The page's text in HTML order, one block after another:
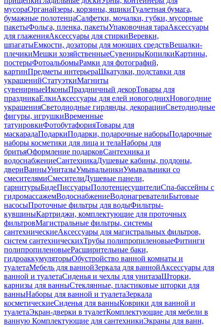
мусораОрганайзеры, корзины, ящикиТуалетная бумага,
бумажные полотенцаСалфетки, мочалки, губки, мусорные
пакетыФольга, пленка, пакетыУпаковочная тараАксессуары
для глаженияАксессуары для стиркиВеревки,
шпагатыЕмкости, дозаторы для моющих средствВешалки-
плечикиМешки хозяйственныеСувенирыКопилкиКартины,
постерыФотоальбомыРамки для фотографий,
картинПредметы интерьераШкатулки, подставки для
украшенийСтатуэткиМагниты
сувенирныеИконыПраздничный декорТовары для
праздникаЕлкиАксессуары для елей новогоднихНовогодние
украшенияСветодиодные гирлянды, декорацииСветодиодные
фигуры, игрушкиВременные
татуировкиФотобутафорияТовары для
маскарадаПодаркиПодарки, подарочные наборыПодарочные
наборы косметики для лица и телаНаборы для
бритьяОформление подарковСантехника и
водоснабжениеСантехникаДушевые кабины, поддоны,
двериВанныУнитазыУмывальникиУмывальники со
смесителямиСмесителиДушевые панели,
гарнитурыБидеПиссуарыПолотенцесушителиСпа-бассейны с
гидромассажемВодоснабжениеВодонагревателиБытовые
насосыПроточные фильтры для водыФильтры-
кувшиныКартриджи, комплектующие для проточных
фильтровМагистральные фильтры, системы
сантехническиеАксессуары для магистральных фильтров,
систем сантехническихТрубы полипропиленовыеФитинги
полипропиленовыеРасширительные баки,
гидроаккумуляторыОбустройство ванной комнаты и
туалетаМебель для ваннойЗеркала для ваннойАксессуары для
ванной и туалетаСиденья и чехлы для унитазаШторки,
карнизы для ванныСтеклянные, пластиковые шторки для
ванныНаборы для ванной и туалетаЗеркала
косметическиеСиденья для ванныКоврики для ванной и
туалетаЭкран-дверки в туалетКомплектующие для мебели в
ванную Комплектующие для сантехникиЭкраны для ванн,